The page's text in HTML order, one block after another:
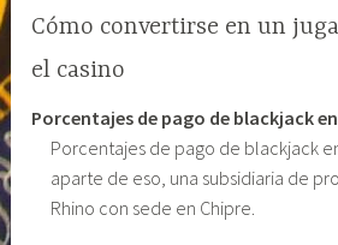
Cómo convertirse en un
el casino
Porcentajes de pago de blackjack
Porcentajes de pago de blackjack
aparte de eso, una subsidiaria de
Rhino con sede en Chipre.